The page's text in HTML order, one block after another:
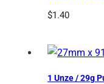
$1.40
1 Unze / 29g